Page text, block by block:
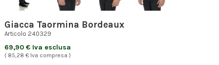
Giacca Taormina Bordeaux
Articolo 240329
69,90 € Iva esclusa
( 85,28 € Iva compresa )